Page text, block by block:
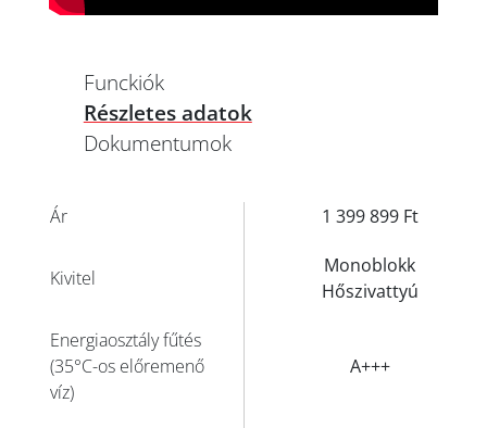
Funckiók
Részletes adatok
Dokumentumok
Ár 1 399 899 Ft
Kivitel
Monoblokk
Hőszivattyú
Energiaosztály fűtés
(35°C-os előremenő
víz)
A+++